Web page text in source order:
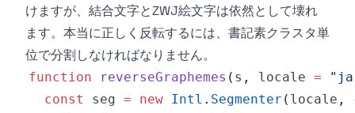
けますが、結合文字とZWJ絵文字は依然として壊れ
ます。本当に正しく反転するには、書記素クラスタ単
位で分割しなければなりません。
function reverseGraphemes ( s , locale =
const
seg = new Intl . Segmenter ( locale ,